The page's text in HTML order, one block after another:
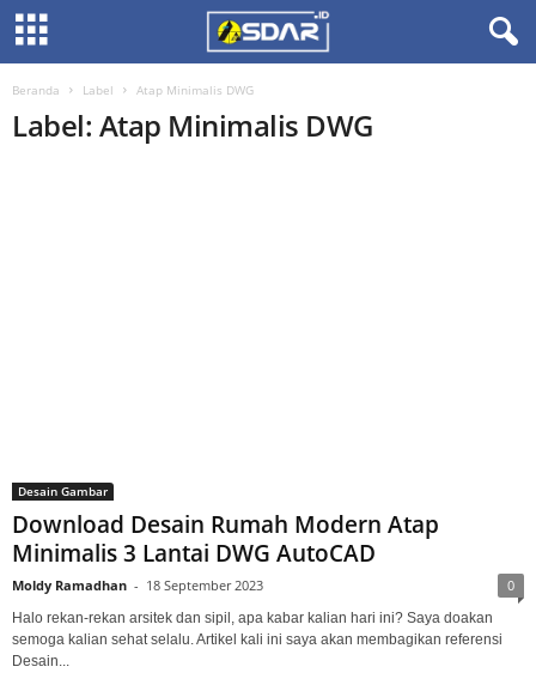
Beranda Label Atap Minimalis DWG
Label: Atap Minimalis DWG
Desain Gambar
Download Desain Rumah Modern Atap
Minimalis 3 Lantai DWG AutoCAD
Moldy Ramadhan - 18 September 2023 0
Halo rekan-rekan arsitek dan sipil, apa kabar kalian hari ini? Saya doakan
semoga kalian sehat selalu. Artikel kali ini saya akan membagikan referensi
Desain...